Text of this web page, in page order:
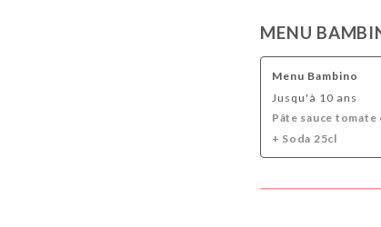
MENU
Menu Bambino
Jusqu'à 10 ans
Pâte sauce tomate
+ Soda 25cl